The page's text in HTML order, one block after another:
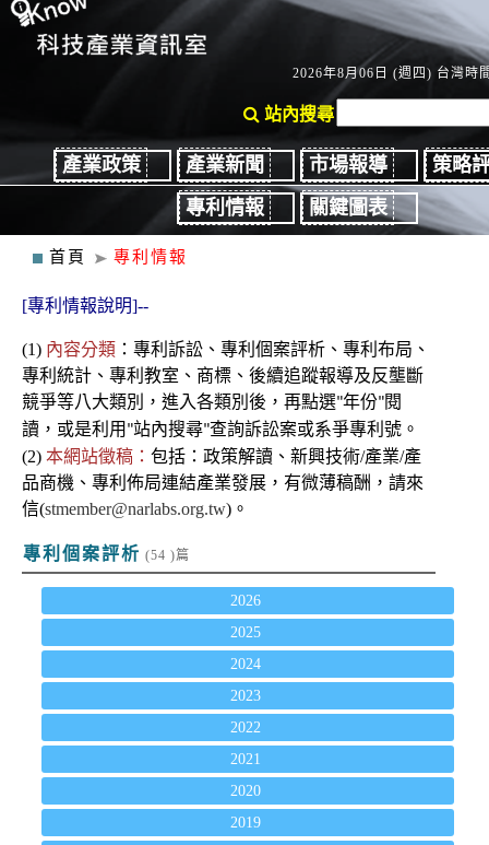
2026年8月06日 (週四) 台灣時
站內搜尋
產業政策 產業新聞 市場報導
策略
專利情報
關鍵圖表
首頁 專利情報
[專利情報說明]--
(1) 內容分類 ： 專利 訴訟、 專利個案評析、專利布局、
專利統計、專利教室 、商標、後續追蹤報導及反壟斷
競爭等八大類別，進入各類別後 ，再點選"年份"閱
讀，或是利用 "站內搜尋"查詢訴訟案或系爭專利號。
(2) 本網站徵稿： 包括：政策解讀、新興技術/產業/產
品商機、專利佈局連結產業發展，有微薄稿酬，請來
信(stmember@narlabs.org.tw)。
專利個案評析 (54 )篇
2026
2025
2024
2023
2022
2021
2020
2019